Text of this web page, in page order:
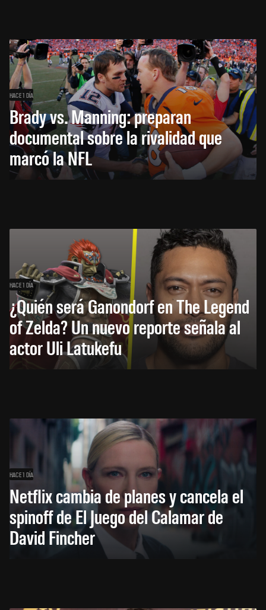
HACE 1 DÍA
Brady vs. Manning: preparan
documental sobre la rivalidad que
marcó la NFL
HACE 1 DÍA
¿Quién será Ganondorf en The Legend
of Zelda? Un nuevo reporte señala al
actor Uli Latukefu
HACE 1 DÍA
Netflix cambia de planes y cancela el
spinoff de El Juego del Calamar de
David Fincher